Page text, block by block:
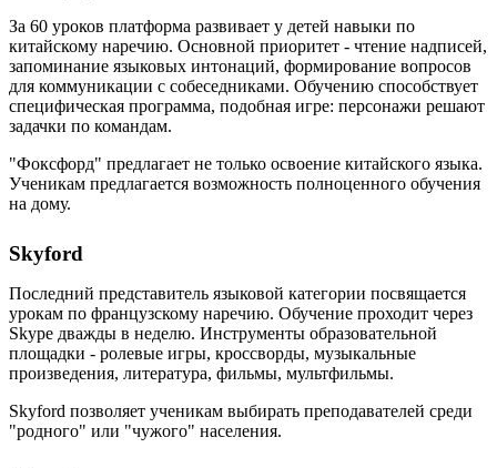
За 60 уроков платформа развивает у детей навыки по
китайскому наречию. Основной приоритет - чтение надписей,
запоминание языковых интонаций, формирование вопросов
для коммуникации с собеседниками. Обучению способствует
специфическая программа, подобная игре: персонажи решают
задачки по командам.
"Фоксфорд" предлагает не только освоение китайского языка.
Ученикам предлагается возможность полноценного обучения
на дому.
Skyford
Последний представитель языковой категории посвящается
урокам по французскому наречию. Обучение проходит через
Skype дважды в неделю. Инструменты образовательной
площадки - ролевые игры, кроссворды, музыкальные
произведения, литература, фильмы, мультфильмы.
Skyford позволяет ученикам выбирать преподавателей среди
"родного" или "чужого" населения.